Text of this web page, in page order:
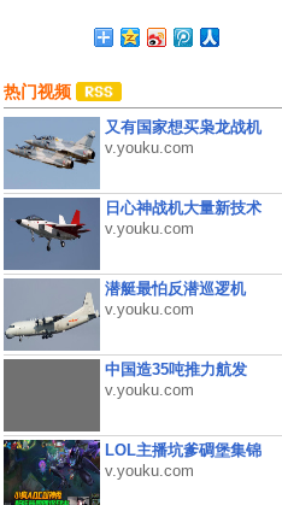
热门视频
又有国家想买枭龙战机
v.youku.com
日心神战机大量新技术
v.youku.com
潜艇最怕反潜巡逻机
v.youku.com
中国造35吨推力航发
v.youku.com
LOL主播坑爹碉堡集锦
v.youku.com